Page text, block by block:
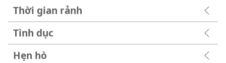
Thời gian rảnh
Tình dục
Hẹn hò